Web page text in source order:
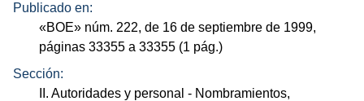
Publicado en:
«BOE» núm. 222, de 16 de septiembre de 1999,
páginas 33355 a 33355 (1 pág.)
Sección:
II. Autoridades y personal - Nombramientos,